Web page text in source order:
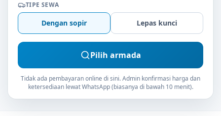
TIPE SEWA
Dengan sopir Lepas kunci
Pilih armada
Tidak ada pembayaran online di sini. Admin konfirmasi harga dan
ketersediaan lewat WhatsApp (biasanya di bawah 10 menit).